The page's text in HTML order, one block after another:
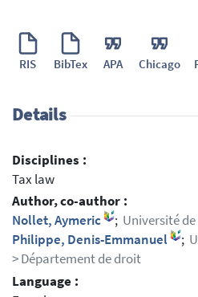
RIS BibTex APA Chicago
Details
Disciplines :
Tax law
Author, co-author :
Nollet, Aymeric
; Université de
Philippe, Denis-Emmanuel
;
> Département de droit
Language :